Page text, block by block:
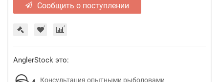
Сообщить о поступлении
AnglerStock это:
Консультация опытными рыболовами